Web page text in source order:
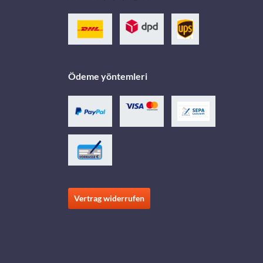
Ödeme yöntemleri
Vertrag widerrufen